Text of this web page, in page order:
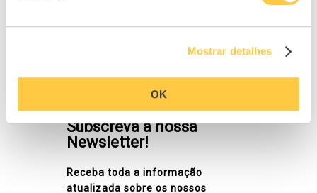
Mostrar detalhes
OK
Subscreva a nossa
Newsletter!
Receba toda a informação
atualizada sobre os nossos